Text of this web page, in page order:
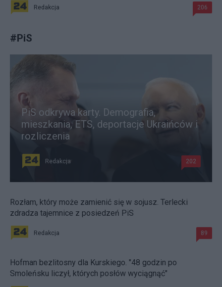
Redakcja 206
#PiS
PiS odkrywa karty. Demografia,
mieszkania, ETS, deportacje Ukraińców i
rozliczenia
Redakcja 202
Rozłam, który może zamienić się w sojusz. Terlecki
zdradza tajemnice z posiedzeń PiS
Redakcja 89
Hofman bezlitosny dla Kurskiego. "48 godzin po
Smoleńsku liczył, których posłów wyciągnąć"